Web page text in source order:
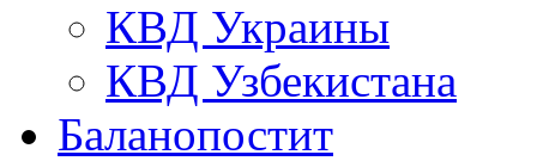
КВД Украины
КВД Узбекистана
Баланопостит